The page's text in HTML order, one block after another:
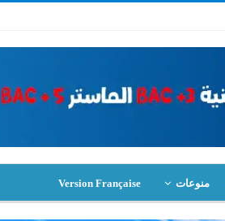
منوعات Version Française